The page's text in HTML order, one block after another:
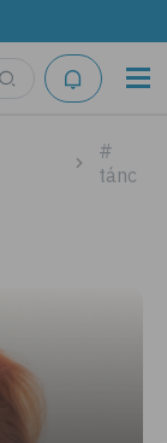
#
tánc